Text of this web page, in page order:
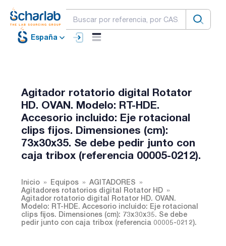
España
Agitador rotatorio digital Rotator
HD. OVAN. Modelo: RT-HDE.
Accesorio incluido: Eje rotacional
clips fijos. Dimensiones (cm):
73x30x35. Se debe pedir junto con
caja tribox (referencia 00005-0212).
Inicio Equipos
AGITADORES
Agitadores rotatorios digital Rotator HD
Agitador rotatorio digital Rotator HD. OVAN.
Modelo: RT-HDE. Accesorio incluido: Eje rotacional
clips fijos. Dimensiones (cm): 73x30x35. Se debe
pedir junto con caja tribox (referencia 00005-0212).